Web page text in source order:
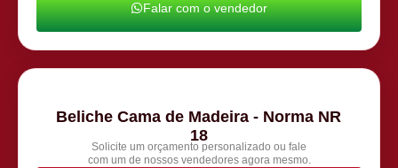
Falar com o vendedor
Beliche Cama de Madeira - Norma NR
18
Solicite um orçamento personalizado ou fale
com um de nossos vendedores agora mesmo.